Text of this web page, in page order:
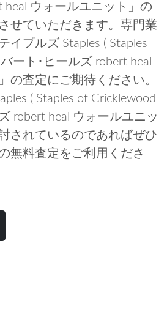
heal ウォールユニット」の
せていただきます。専門業
イプルズ Staples ( Staples
ート･ヒールズ robert heal
の査定にご期待ください。
( Staples of Cricklewood
robert heal ウォールユニッ
されているのであればぜひ
無料査定をご利用くださ